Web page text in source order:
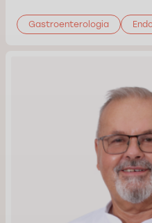
Gastroenterologia